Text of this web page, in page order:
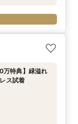
万特典】緑溢れ
ス試着